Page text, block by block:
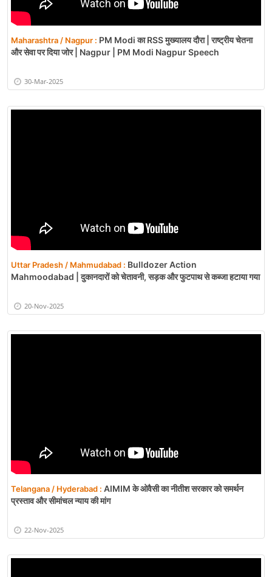
Maharashtra / Nagpur : PM Modi का RSS मुख्यालय दौरा | राष्ट्रीय चेतना
और सेवा पर दिया जोर | Nagpur | PM Modi Nagpur Speech
30-Mar-2025
Uttar Pradesh / Mahmudabad : Bulldozer Action
Mahmoodabad | दुकानदारों को चेतावनी, सड़क और फुटपाथ से कब्जा हटाया गया
20-Nov-2025
Telangana / Hyderabad : AIMIM के ओवैसी का नीतीश सरकार को समर्थन
प्रस्ताव और सीमांचल न्याय की मांग
22-Nov-2025